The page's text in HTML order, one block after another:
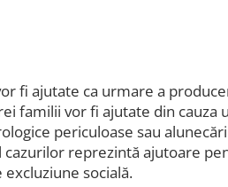
fi ajutate ca urmare a
familii vor fi ajutate din cauza
periculoase sau
cazurilor reprezintă ajutoare
socială.